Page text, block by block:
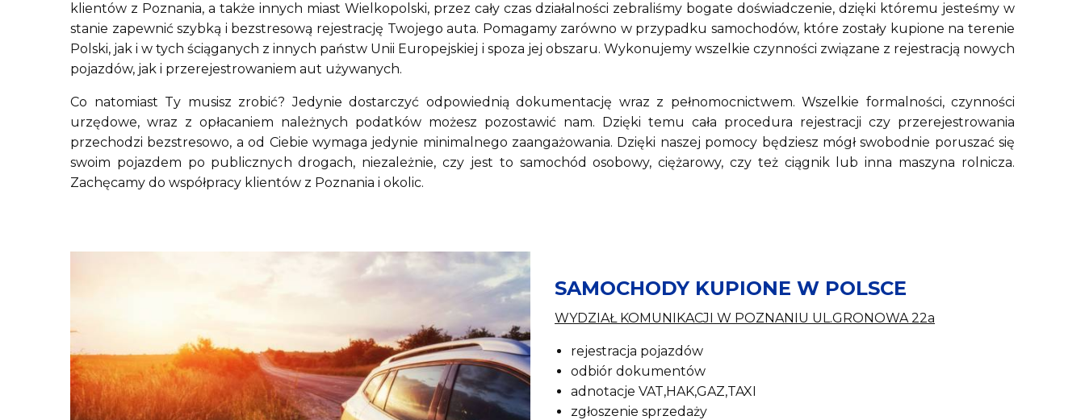
klientów z Poznania, a także innych miast Wielkopolski, przez cały czas działalności zebraliśmy bogate doświadczenie, dzięki któremu jesteśmy w
stanie zapewnić szybką i bezstresową rejestrację Twojego auta. Pomagamy zarówno w przypadku samochodów, które zostały kupione na terenie
Polski, jak i w tych ściąganych z innych państw Unii Europejskiej i spoza jej obszaru. Wykonujemy wszelkie czynności związane z rejestracją nowych
pojazdów, jak i przerejestrowaniem aut używanych.
Co natomiast Ty musisz zrobić? Jedynie dostarczyć odpowiednią dokumentację wraz z pełnomocnictwem. Wszelkie formalności, czynności
urzędowe, wraz z opłacaniem należnych podatków możesz pozostawić nam. Dzięki temu cała procedura rejestracji czy przerejestrowania
przechodzi bezstresowo, a od Ciebie wymaga jedynie minimalnego zaangażowania. Dzięki naszej pomocy będziesz mógł swobodnie poruszać się
swoim pojazdem po publicznych drogach, niezależnie, czy jest to samochód osobowy, ciężarowy, czy też ciągnik lub inna maszyna rolnicza.
Zachęcamy do współpracy klientów z Poznania i okolic.
SAMOCHODY KUPIONE W POLSCE
WYDZIAŁ KOMUNIKACJI W POZNANIU UL.GRONOWA 22a
rejestracja pojazdów
odbiór dokumentów
adnotacje VAT,HAK,GAZ,TAXI
zgłoszenie sprzedaży